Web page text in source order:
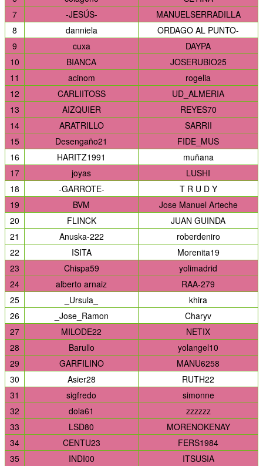
7
-JESÚS-
MANUELSERRADILLA
8
danniela
ORDAGO AL PUNTO-
9
cuxa
DAYPA
10
BIANCA
JOSERUBIO25
11
acinom
rogelia
12
CARLIITOSS
UD_ALMERIA
13
AIZQUIER
REYES70
14
ARATRILLO
SARRII
15
Desengaño21
FIDE_MUS
16
HARITZ1991
muñana
17
joyas
LUSHI
18
-GARROTE-
T R U D Y
19
BVM
Jose Manuel Arteche
20
FLINCK
JUAN GUINDA
21
Anuska-222
roberdeniro
22
ISITA
Morenita19
23
Chispa59
yolimadrid
24
alberto arnaiz
RAA-279
25
_Ursula_
khira
26
_Jose_Ramon
Charyv
27
MILODE22
NETIX
28
Barullo
yolangel10
29
GARFILINO
MANU6258
30
Asier28
RUTH22
31
sigfredo
simonne
32
dola61
zzzzzz
33
LSD80
MORENOKENAY
34
CENTU23
FERS1984
35
INDI00 ITSUSIA